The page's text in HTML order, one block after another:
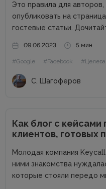
Это правила для
опубликовать на
гостевые статьи.
интернет-маркетинга
000 уникальных
09.06.2023 5 мин.
#Google #Facebook
С. Шагоферов
Как блог с кейсами
клиентов, готовых
Молодая компания
ними знакомства
которые стояли передо